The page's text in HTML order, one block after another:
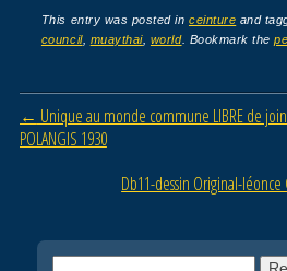
c
e
b
o
tt
er
ail
ta
g
er
This entry was posted inceinture and
council, muaythai, world. Bookmark the
Post navigation
← Unique au monde commune LIBRE de
POLANGIS 1930
Db11-dessin Original-léonce